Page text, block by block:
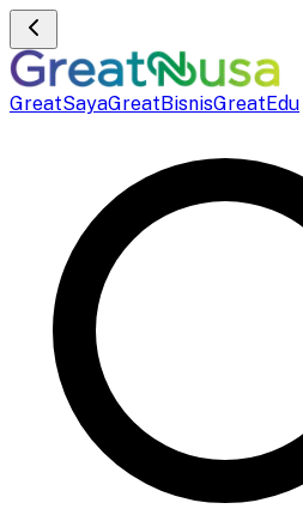
GreatSayaGreatBisnisGreatEdu